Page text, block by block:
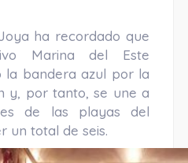
ha recordado que
Marina del Este
la bandera azul por la
y, por tanto, se une a
de las playas del
un total de seis.